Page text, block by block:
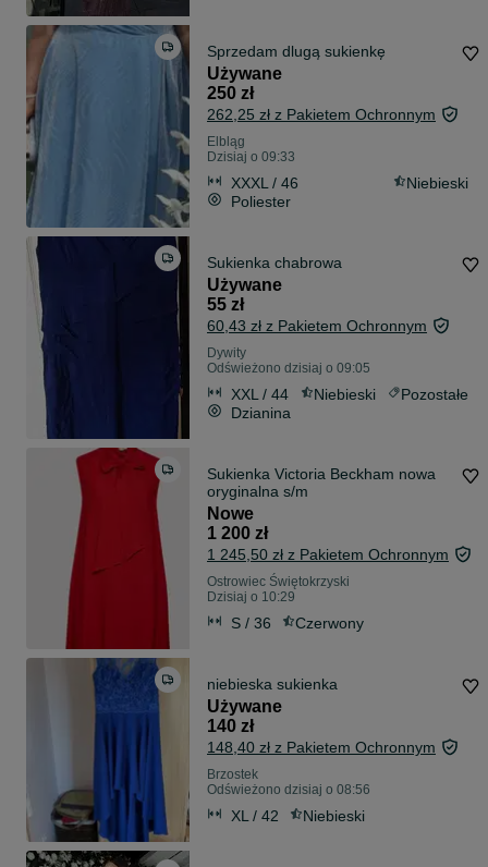
Sprzedam dlugą sukienkę
Używane
250 zł
262,25 zł z Pakietem Ochronnym
Elbląg
Dzisiaj o 09:33
XXXL / 46
Niebieski
Poliester
Sukienka chabrowa
Używane
55 zł
60,43 zł z Pakietem Ochronnym
Dywity
Odświeżono dzisiaj o 09:05
XXL / 44 Niebieski
Pozostałe
Dzianina
Sukienka Victoria Beckham nowa
oryginalna s/m
Nowe
1 200 zł
1 245,50 zł z Pakietem Ochronnym
Ostrowiec Świętokrzyski
Dzisiaj o 10:29
S / 36 Czerwony
niebieska sukienka
Używane
140 zł
148,40 zł z Pakietem Ochronnym
Brzostek
Odświeżono dzisiaj o 08:56
XL / 42 Niebieski